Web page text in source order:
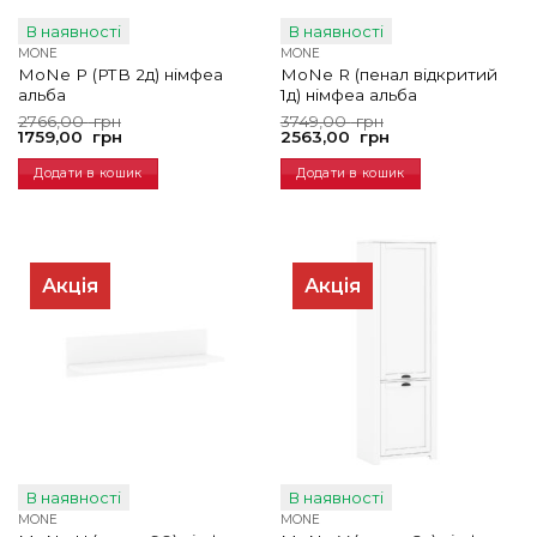
В наявності
MONE
MoNe P (РТВ 2д) німфеа
альба
2766,00грн
Оригінальна
ціна:
2766,00
грн.
1759,00 грн
Поточна
ціна:
1759,00
грн.
Додати в кошик
В наявності
MONE
MoNe R (пенал відкритий
1д) німфеа альба
3749,00грн
Оригінальна
ціна:
3749,00
грн.
2563,00 грн
Поточна
ціна:
2563,00
грн.
Додати в кошик
Акція
В наявності
MONE
Акція
В наявності
MONE